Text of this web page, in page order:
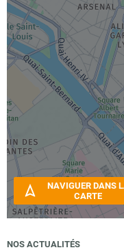
NAVIGUER DANS
CARTE
NOS ACTUALITÉS